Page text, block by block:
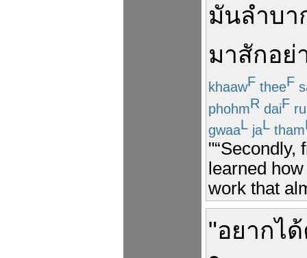
มันลำบา
มาสักอย่
khaawF theeF
phohmR daiF
gwaaL jaL tham
"“Secondly,
learned
work that
"อยากได้